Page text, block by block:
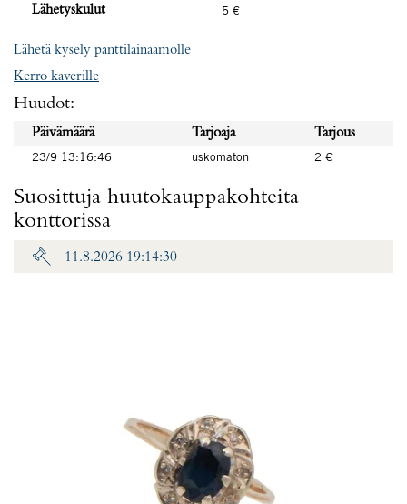
Lähetyskulut
5 €
Lähetä kysely panttilainaamolle
Kerro kaverille
Huudot:
Päivämäärä Tarjoaja
Tarjous
23/9 13:16:46
uskomaton 2 €
Suosittuja huutokauppakohteita
konttorissa
11.8.2026 19:14:30